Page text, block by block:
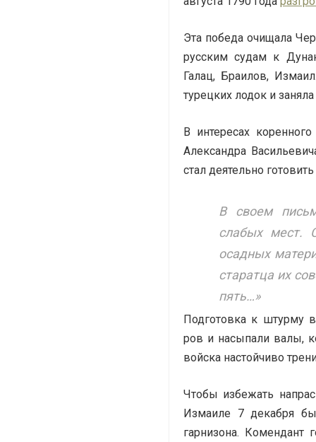
Эта победа очищала
русским судам к
Галац, Браилов,
турецких лодок и
В интересах
Александра
стал деятельно
В своем
слабых мест.
осадных
старатца их
пять…»
Подготовка к штурму
ров и насыпали валы,
войска настойчиво
Чтобы избежать
Измаиле 7 декабря
гарнизона. Комендант